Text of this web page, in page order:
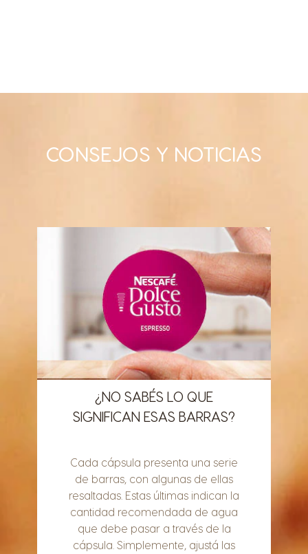
CONSEJOS Y NOTICIAS
¿NO SABÉS LO QUE
SIGNIFICAN ESAS BARRAS?
Cada cápsula presenta una serie
de barras, con algunas de ellas
resaltadas. Estas últimas indican la
cantidad recomendada de agua
que debe pasar a través de la
cápsula. Simplemente, ajustá las